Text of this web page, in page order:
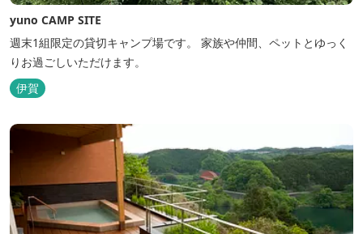
yuno CAMP SITE
週末1組限定の貸切キャンプ場です。 家族や仲間、ペットとゆっく
りお過ごしいただけます。
伊賀